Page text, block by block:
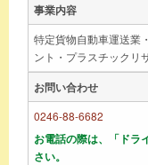
事業内容
特定貨物自動車運送業
ント・プラスチックリ
お問い合わせ
0246-88-6682
お電話の際は、「ドラ
さい。